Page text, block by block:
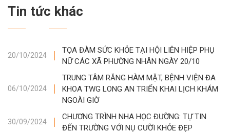
Tin tức khác
20/10/2024
TỌA ĐÀM SỨC KHỎE TẠI HỘI LIÊN HIỆP PHỤ
NỮ CÁC XÃ PHƯỜNG NHÂN NGÀY 20/10
06/10/2024
TRUNG TÂM RĂNG HÀM MẶT, BỆNH VIỆN ĐA
KHOA TWG LONG AN TRIỂN KHAI LỊCH KHÁM
NGOÀI GIỜ
30/09/2024
CHƯƠNG TRÌNH NHA HỌC ĐƯỜNG: TỰ TIN
ĐẾN TRƯỜNG VỚI NỤ CƯỜI KHỎE ĐẸP